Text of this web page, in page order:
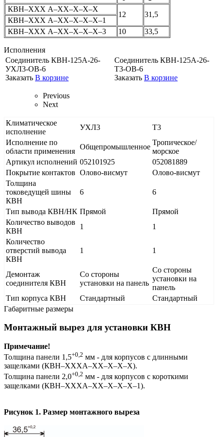
КВН–ХХХ А–ХХ–Х–Х–Х
12 31,5
КВН–ХХХ А–ХХ–Х–Х–Х–1
КВН–ХХХ А–ХХ–Х–Х–Х–3
10 33,5
Исполнения
Соединитель КВН-125А-26-
УХЛ3-ОВ-6
Заказать В корзине
Соединитель КВН-125А-26-
Т3-ОВ-6
Заказать В корзине
Previous
Next
Климатическое
исполнение
УХЛ3
Т3
Исполнение по
области применения
Общепромышленное
Тропическое/
морское
Артикул исполнений 052101925
052081889
Покрытие контактов Олово-висмут
Олово-висмут
Толщина
токоведущей шины
КВН
6 6
Тип вывода КВН/НК Прямой
Прямой
Количество выводов
КВН
1
1
Количество
отверстий вывода
КВН
1 1
Демонтаж
соединителя КВН
Со стороны
установки на панель
Со стороны
установки на
панель
Тип корпуса КВН
Стандартный
Стандартный
Габаритные размеры
Монтажный вырез для установки КВН
Примечание!
Толщина панели 1,5+0,2 мм - для корпусов с длинными
защелками (КВН–ХХХА–ХХ–Х–Х–Х).
Толщина панели 2,0+0,2 мм - для корпусов с короткими
защелками (КВН–ХХХА–ХХ–Х–Х–Х–1).
Рисунок 1. Размер монтажного выреза